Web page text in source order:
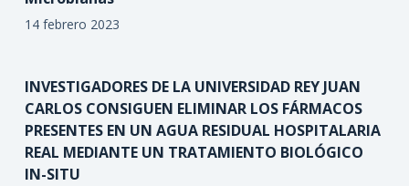
14 febrero 2023
INVESTIGADORES DE LA UNIVERSIDAD REY JUAN
CARLOS CONSIGUEN ELIMINAR LOS FÁRMACOS
PRESENTES EN UN AGUA RESIDUAL HOSPITALARIA
REAL MEDIANTE UN TRATAMIENTO BIOLÓGICO
IN-SITU